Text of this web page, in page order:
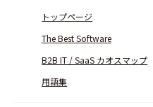
トップページ
The Best Software
B2B IT / SaaS カオスマップ
用語集